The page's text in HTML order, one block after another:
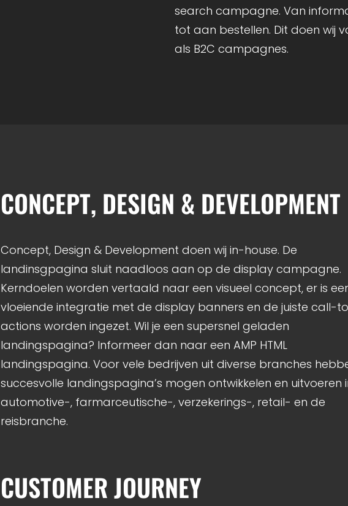
search campagne. Van
tot aan bestellen. Dit doen wij
als B2C campagnes.
CONCEPT, DESIGN & DEVELOPMENT
Concept, Design & Development doen wij in-house. De
landinsgpagina sluit naadloos aan op de display campagne.
Kerndoelen worden vertaald naar een visueel concept, er is
vloeiende integratie met de display banners en de juiste call-
actions worden ingezet. Wil je een supersnel geladen
landingspagina? Informeer dan naar een AMP HTML
landingspagina. Voor vele bedrijven uit diverse branches
succesvolle landingspagina’s mogen ontwikkelen en uitvoeren
automotive-, farmarceutische-, verzekerings-, retail- en de
reisbranche.
CUSTOMER JOURNEY